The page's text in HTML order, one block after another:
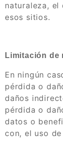
naturaleza,
esos sitios.
Limitación de
En ningún
pérdida o
daños
pérdida o
datos o
con, el uso